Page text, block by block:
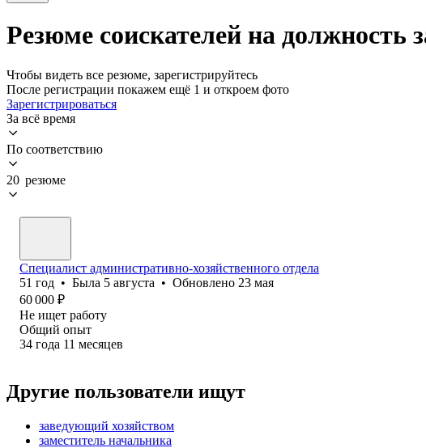
Резюме соискателей на должность
Чтобы видеть все резюме, зарегистрируйтесь
После регистрации покажем ещё 1 и откроем фото
Зарегистрироваться
За всё время
По соответствию
20 резюме
Специалист административно-хозяйственного отдела
51 год • Была 5 августа • Обновлено 23 мая
60 000 ₽
Не ищет работу
Общий опыт
34 года 11 месяцев
Другие пользователи ищут
заведующий хозяйством
заместитель начальника